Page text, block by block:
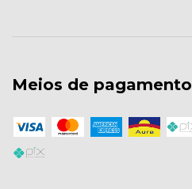
Meios de pagamento